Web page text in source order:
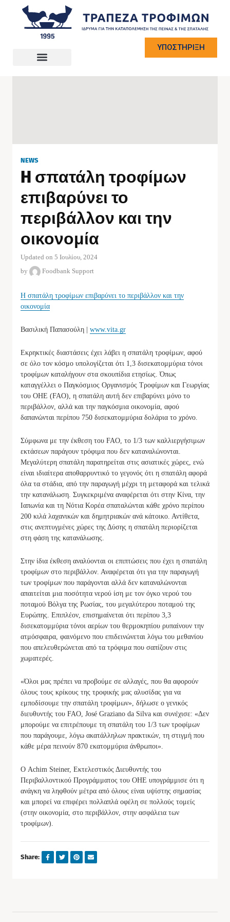
ΥΠΟΣΤΗΡΙΞΗ
NEWS
H σπατάλη τροφίμων
επιβαρύνει το
περιβάλλον και την
οικονομία
Updated on 5 Ιουλίου, 2024
by
Foodbank Support
H σπατάλη τροφίμων επιβαρύνει το περιβάλλον και την
οικονομία
Βασιλική Παπασούλη | www.vita.gr
Εκρηκτικές διαστάσεις έχει λάβει η σπατάλη τροφίμων, αφού
σε όλο τον κόσμο υπολογίζεται ότι 1,3 δισεκατομμύρια τόνοι
τροφίμων καταλήγουν στα σκουπίδια ετησίως. Όπως
καταγγέλλει ο Παγκόσμιος Οργανισμός Τροφίμων και Γεωργίας
του ΟΗΕ (FAO), η σπατάλη αυτή δεν επιβαρύνει μόνο το
περιβάλλον, αλλά και την παγκόσμια οικονομία, αφού
δαπανώνται περίπου 750 δισεκατομμύρια δολάρια το χρόνο.
Σύμφωνα με την έκθεση του FAO, το 1/3 των καλλιεργήσιμων
εκτάσεων παράγουν τρόφιμα που δεν καταναλώνονται.
Μεγαλύτερη σπατάλη παρατηρείται στις ασιατικές χώρες, ενώ
είναι ιδιαίτερα αποθαρρυντικό το γεγονός ότι η σπατάλη αφορά
όλα τα στάδια, από την παραγωγή μέχρι τη μεταφορά και τελικά
την κατανάλωση. Συγκεκριμένα αναφέρεται ότι στην Κίνα, την
Ιαπωνία και τη Νότια Κορέα σπαταλώνται κάθε χρόνο περίπου
200 κιλά λαχανικών και δημητριακών ανά κάτοικο. Αντίθετα,
στις ανεπτυγμένες χώρες της Δύσης η σπατάλη περιορίζεται
στη φάση της κατανάλωσης.
Στην ίδια έκθεση αναλύονται οι επιπτώσεις που έχει η σπατάλη
τροφίμων στο περιβάλλον. Αναφέρεται ότι για την παραγωγή
των τροφίμων που παράγονται αλλά δεν καταναλώνονται
απαιτείται μια ποσότητα νερού ίση με τον όγκο νερού του
ποταμού Βόλγα της Ρωσίας, του μεγαλύτερου ποταμού της
Ευρώπης. Επιπλέον, επισημαίνεται ότι περίπου 3,3
δισεκατομμύρια τόνοι αερίων του θερμοκηπίου ρυπαίνουν την
ατμόσφαιρα, φαινόμενο που επιδεινώνεται λόγω του μεθανίου
που απελευθερώνεται από τα τρόφιμα που σαπίζουν στις
χωματερές.
«Όλοι μας πρέπει να προβούμε σε αλλαγές, που θα αφορούν
όλους τους κρίκους της τροφικής μας αλυσίδας για να
εμποδίσουμε την σπατάλη τροφίμων», δήλωσε ο γενικός
διευθυντής του FAO, José Graziano da Silva και συνέχισε: «Δεν
μπορούμε να επιτρέπουμε τη σπατάλη του 1/3 των τροφίμων
που παράγουμε, λόγω ακατάλληλων πρακτικών, τη στιγμή που
κάθε μέρα πεινούν 870 εκατομμύρια άνθρωποι».
Ο Achim Steiner, Εκτελεστικός Διευθυντής του
Περιβαλλοντικού Προγράμματος του ΟΗΕ υπογράμμισε ότι η
ανάγκη να ληφθούν μέτρα από όλους είναι υψίστης σημασίας
και μπορεί να επιφέρει πολλαπλά οφέλη σε πολλούς τομείς
(στην οικονομία, στο περιβάλλον, στην ασφάλεια των
τροφίμων).
Share: